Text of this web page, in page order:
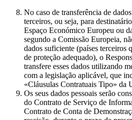
No caso de transferência de
terceiros, ou seja, para
Espaço Económico Europeu ou
segundo a Comissão Europeia,
dados suficiente (países terceiros
de proteção adequado), o
transfere esses dados utilizando
com a legislação aplicável, que
«Cláusulas Contratuais Tipo» da
Os seus dados pessoais serão
do Contrato de Serviço de
Contrato de Conta de